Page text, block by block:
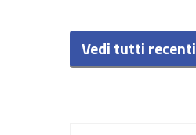
Vedi tutti recenti